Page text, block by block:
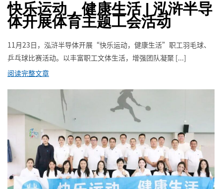
快乐运动，健康生活 | 泓浒半导
体开展体育主题工会活动
11月23日，泓浒半导体开展“快乐运动，健康生活”职工羽毛球、
乒乓球比赛活动。以丰富职工文体生活，增强团队凝聚 [...]
阅读完整文章